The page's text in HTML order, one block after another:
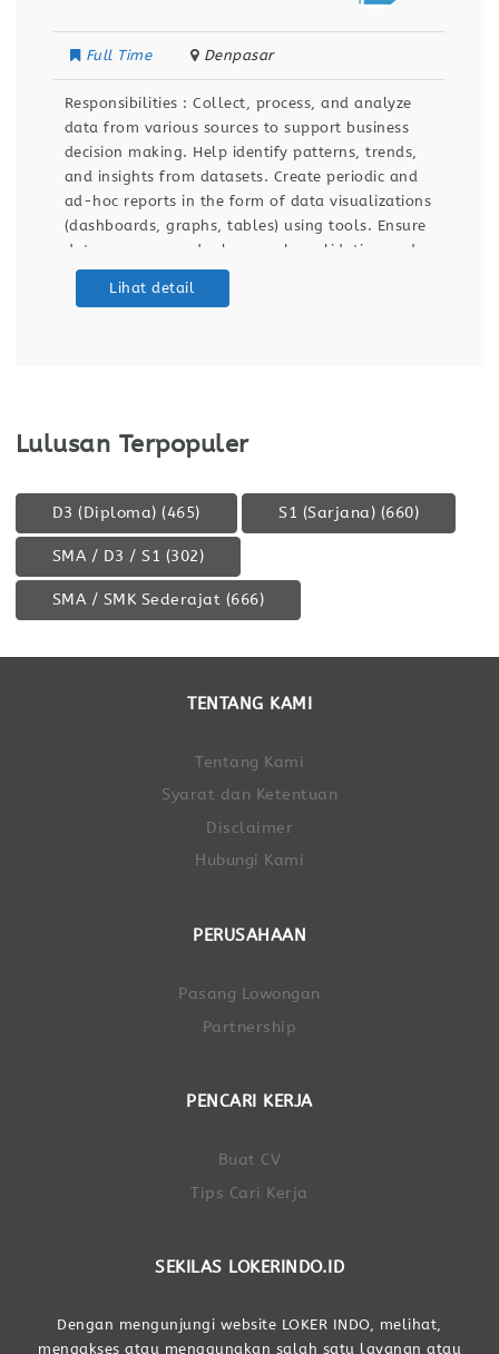
Full Time Denpasar
Responsibilities : Collect, process, and analyze
data from various sources to support business
decision making. Help identify patterns, trends,
and insights from datasets. Create periodic and
ad-hoc reports in the form of data visualizations
(dashboards, graphs, tables) using tools. Ensure
data accuracy and relevance by validating and
maintaining databases and dashboards. Support
Lihat detail
Lulusan Terpopuler
D3 (Diploma) (465) S1 (Sarjana) (660)
SMA / D3 / S1 (302)
SMA / SMK Sederajat (666)
TENTANG KAMI
Tentang Kami
Syarat dan Ketentuan
Disclaimer
Hubungi Kami
PERUSAHAAN
Pasang Lowongan
Partnership
PENCARI KERJA
Buat CV
Tips Cari Kerja
SEKILAS LOKERINDO.ID
Dengan mengunjungi website LOKER INDO, melihat,
mengakses atau menggunakan salah satu layanan atau